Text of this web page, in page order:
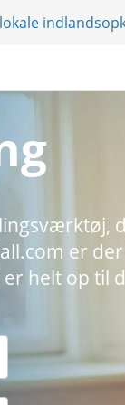
er
helt op til